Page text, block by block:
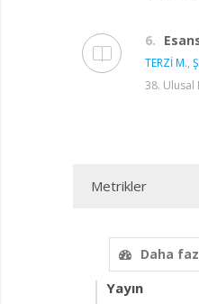
6.
TERZİ M.,
38. Ulusal
Metrikler
Daha
Yayın